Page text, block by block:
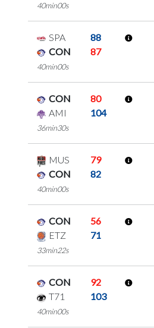
40min00s
SPA
88
CON
87
40min00s
CON
80
AMI
104
36min30s
MUS
79
CON
82
40min00s
CON
56
ETZ
71
33min22s
CON
92
T71
103
40min00s